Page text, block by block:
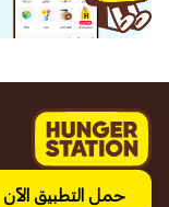
حمل التطبيق الآن